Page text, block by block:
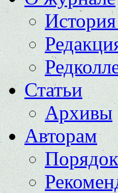
Статьи
Архивы
Авторам